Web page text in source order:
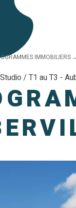
IMMOBILIERS
/ T1 au T3 -